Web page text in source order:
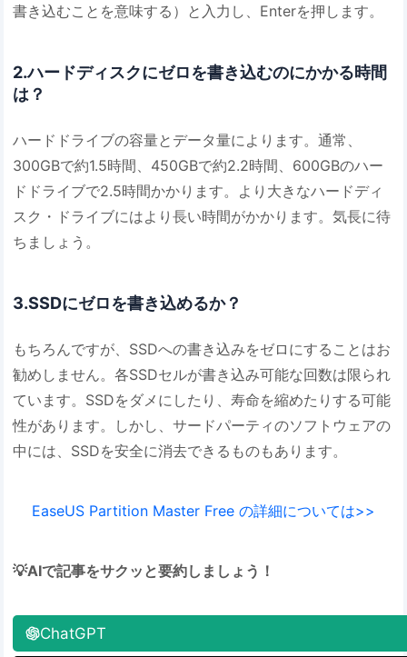
書き込むことを意味する）と入力し、Enterを押します。
2.ハードディスクにゼロを書き込むのにかかる時間
は？
ハードドライブの容量とデータ量によります。通常、
300GBで約1.5時間、450GBで約2.2時間、600GBのハー
ドドライブで2.5時間かかります。より大きなハードディ
スク・ドライブにはより長い時間がかかります。気長に待
ちましょう。
3.SSDにゼロを書き込めるか？
もちろんですが、SSDへの書き込みをゼロにすることはお
勧めしません。各SSDセルが書き込み可能な回数は限られ
ています。SSDをダメにしたり、寿命を縮めたりする可能
性があります。しかし、サードパーティのソフトウェアの
中には、SSDを安全に消去できるものもあります。
EaseUS Partition Master Free の詳細については>>
💡AIで記事をサクッと要約しましょう！
ChatGPT